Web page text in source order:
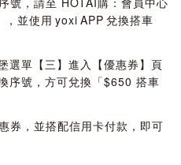
並使用 yoxi APP 兌換搭車
單【三】進入【優惠券】頁
序號，方可兌換「$650 搭車
券，並搭配信用卡付款，即可